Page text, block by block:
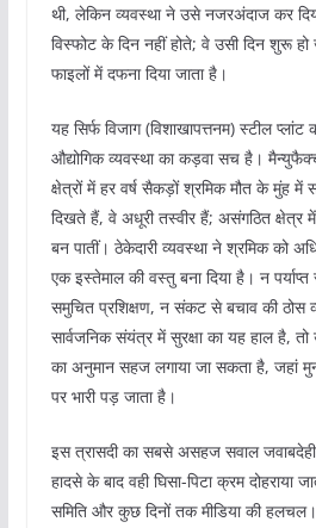
थी, लेकिन व्यवस्था ने उसे नजरअंदाज कर
विस्फोट के दिन नहीं होते; वे उसी दिन शुरू
फाइलों में दफना दिया जाता है।
यह सिर्फ विजाग (विशाखापत्तनम) स्टील
औद्योगिक व्यवस्था का कड़वा सच है।
क्षेत्रों में हर वर्ष सैकड़ों श्रमिक मौत के मुंह
दिखते हैं, वे अधूरी तस्वीर हैं; असंगठित क्षेत्र
बन पातीं। ठेकेदारी व्यवस्था ने श्रमिक को
एक इस्तेमाल की वस्तु बना दिया है। न पर्याप्त
समुचित प्रशिक्षण, न संकट से बचाव की ठोस
सार्वजनिक संयंत्र में सुरक्षा का यह हाल है, तो
का अनुमान सहज लगाया जा सकता है, जहां
पर भारी पड़ जाता है।
इस त्रासदी का सबसे असहज सवाल
हादसे के बाद वही घिसा-पिटा क्रम
समिति और कुछ दिनों तक मीडिया की